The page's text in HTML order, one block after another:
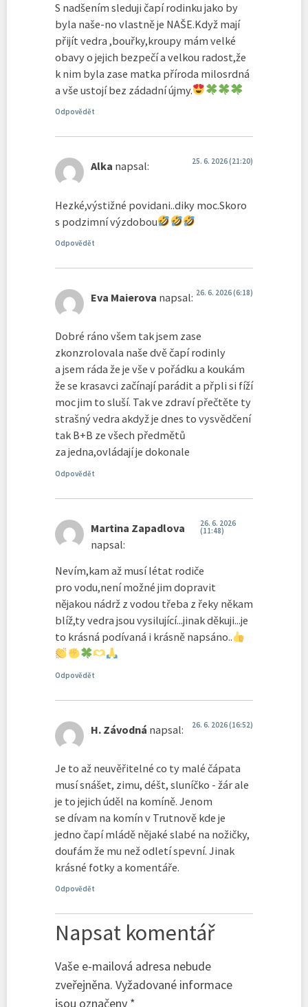
S nadšením sleduji čapí rodinku jako by
byla naše-no vlastně je NAŠE.Když mají
přijít vedra ,bouřky,kroupy mám velké
obavy o jejich bezpečí a velkou radost,že
k nim byla zase matka příroda milosrdná
a vše ustojí bez zádadní újmy.
Odpovědět
Alka napsal: 25. 6. 2026 (21:20)
Hezké,výstižné povidani..diky moc.Skoro
s podzimní výzdobou
Odpovědět
Eva Maierova napsal: 26. 6. 2026 (6:18)
Dobré ráno všem tak jsem zase
zkonzrolovala naše dvě čapí rodinly
a jsem ráda že je vše v pořádku a koukám
že se krasavci začínají parádit a přpli si fíží
moc jim to sluší. Tak ve zdraví přečtěte ty
strašný vedra akdyž je dnes to vysvědčení
tak B+B ze všech předmětů
za jedna,ovládají je dokonale
Odpovědět
Martina Zapadlova
napsal:
26. 6. 2026
(11:48)
Nevím,kam až musí létat rodiče
pro vodu,není možné jim dopravit
nějakou nádrž z vodou třeba z řeky někam
blíž,ty vedra jsou vysilující...jinak děkuji...je
to krásná podívaná i krásně napsáno..
Odpovědět
H. Závodná napsal: 26. 6. 2026 (16:52)
Je to až neuvěřitelné co ty malé čápata
musí snášet, zimu, déšt, sluníčko - žár ale
je to jejich úděl na komíně. Jenom
se dívam na komín v Trutnově kde je
jedno čapí mládě nějaké slabé na nožičky,
doufám že mu než odletí spevní. Jinak
krásné fotky a komentáře.
Odpovědět
Napsat komentář
Vaše e-mailová adresa nebude
zveřejněna. Vyžadované informace
jsou označeny *